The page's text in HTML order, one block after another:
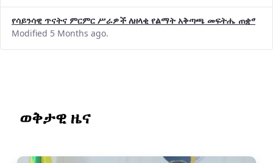
የሳይንሳዊ ጥናትና ምርምር ሥራዎች ለዘላቂ የልማት አቅጣጫ መፍትሔ ጠቋሚ
Modified 5 Months ago.
ወቅታዊ ዜና